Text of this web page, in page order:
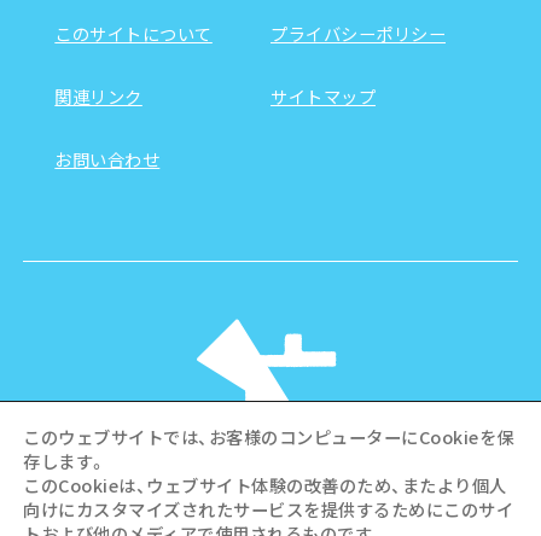
このサイトについて プライバシーポリシー
関連リンク サイトマップ
お問い合わせ
©Hiroshima Tourism Association /
このウェブサイトでは、お客様のコンピューターにCookieを保
存します。
このCookieは、ウェブサイト体験の改善のため、またより個人
向けにカスタマイズされたサービスを提供するためにこのサイ